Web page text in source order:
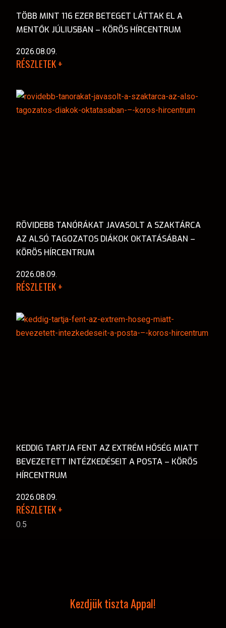
TÖBB MINT 116 EZER BETEGET LÁTTAK EL A
MENTŐK JÚLIUSBAN – KÖRÖS HÍRCENTRUM
2026.08.09.
RÉSZLETEK +
RÖVIDEBB TANÓRÁKAT JAVASOLT A SZAKTÁRCA
AZ ALSÓ TAGOZATOS DIÁKOK OKTATÁSÁBAN –
KÖRÖS HÍRCENTRUM
2026.08.09.
RÉSZLETEK +
KEDDIG TARTJA FENT AZ EXTRÉM HŐSÉG MIATT
BEVEZETETT INTÉZKEDÉSEIT A POSTA – KÖRÖS
HÍRCENTRUM
2026.08.09.
RÉSZLETEK +
Kezdjük tiszta Appal!